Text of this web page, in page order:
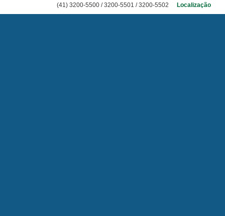
(41) 3200-5500 / 3200-5501 / 3200-5502
Localização